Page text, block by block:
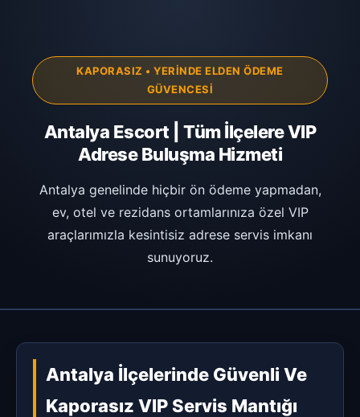
KAPORASIZ • YERINDE ELDEN ÖDEME
GÜVENCESI
Antalya Escort | Tüm İlçelere VIP
Adrese Buluşma Hizmeti
Antalya genelinde hiçbir ön ödeme yapmadan,
ev, otel ve rezidans ortamlarınıza özel VIP
araçlarımızla kesintisiz adrese servis imkanı
sunuyoruz.
Antalya İlçelerinde Güvenli Ve
Kaporasız VIP Servis Mantığı